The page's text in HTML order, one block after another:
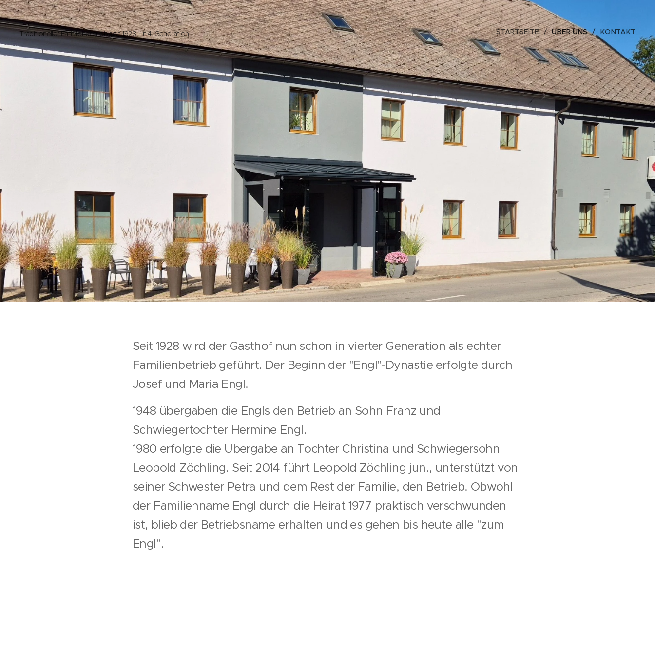
Traditioneller Familienbetrieb seit 1928 - in 4. Generation STARTSEITE ÜBER UNS KONTAKT
Seit 1928 wird der Gasthof nun schon in vierter Generation als echter
Familienbetrieb geführt. Der Beginn der "Engl"-Dynastie erfolgte durch
Josef und Maria Engl.
1948 übergaben die Engls den Betrieb an Sohn Franz und
Schwiegertochter Hermine Engl.
1980 erfolgte die Übergabe an Tochter Christina und Schwiegersohn
Leopold Zöchling. Seit 2014 führt Leopold Zöchling jun., unterstützt von
seiner Schwester Petra und dem Rest der Familie, den Betrieb. Obwohl
der Familienname Engl durch die Heirat 1977 praktisch verschwunden
ist, blieb der Betriebsname erhalten und es gehen bis heute alle "zum
Engl".